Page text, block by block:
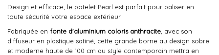
Design et efficace, le potelet Pearl est parfait pour baliser en
toute sécurité votre espace extérieur.
Fabriquée en fonte d'aluminium coloris anthracite , avec son
diffuseur en plastique satiné, cette grande borne au design sobre
et moderne haute de 100 cm au style contemporain mettra en